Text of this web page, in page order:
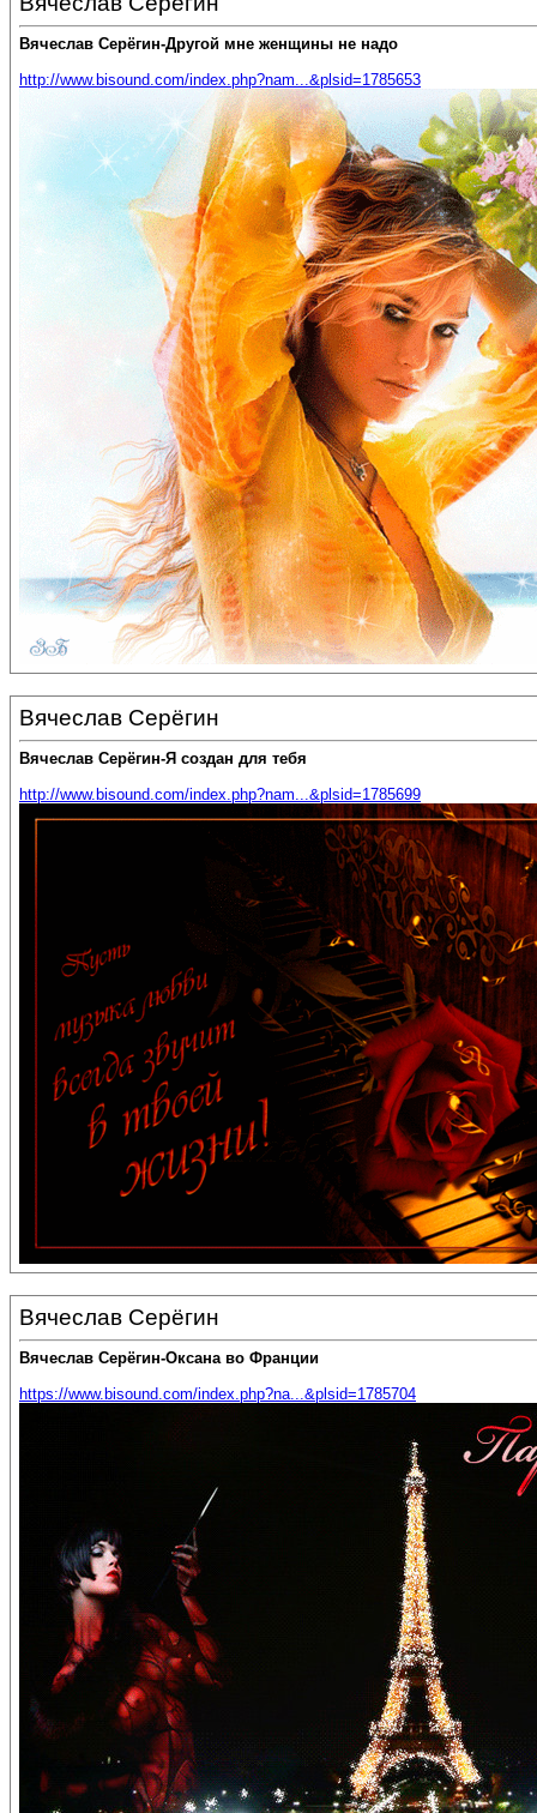
Вячеслав Серёгин-Другой мне женщины не надо
http://www.bisound.com/index.php?nam...&plsid=1785653
Вячеслав Серёгин
Вячеслав Серёгин-Я создан для тебя
http://www.bisound.com/index.php?nam...&plsid=1785699
Вячеслав Серёгин
Вячеслав Серёгин-Оксана во Франции
https://www.bisound.com/index.php?na...&plsid=1785704